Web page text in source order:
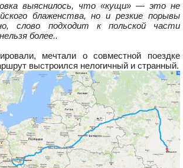
выяснилось, что «кущи» — это не
блаженства, но и резкие порывы
слово подходит к польской части
более..
мечтали о совместной поездке
выстроился нелогичный и странный.